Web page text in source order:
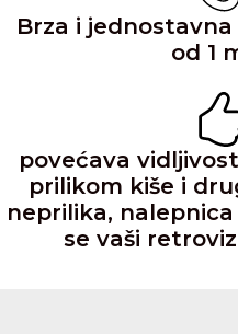
Brza i
od 1
povećava
prilikom kiše i
neprilika,
se vaši